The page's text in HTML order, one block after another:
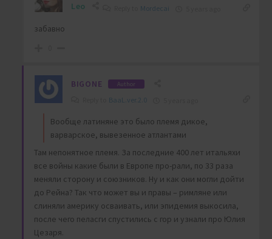
Leo Mordecai
забавно
BIGONE Author
BaaL.ver.2.0
Вообще латиняне это было племя дикое,
варварское, вывезенное атлантами
Там непонятное племя. За последние 400 лет итальяхи
все войны какие были в Европе про-рали, по 33 раза
меняли сторону и союзников. Ну и как они могли дойти
до Рейна? Так что может вы и правы – римляне или
слиняли америку осваивать, или эпидемия выкосила,
после чего пеласги спустились с гор и узнали про Юлия
Цезаря.